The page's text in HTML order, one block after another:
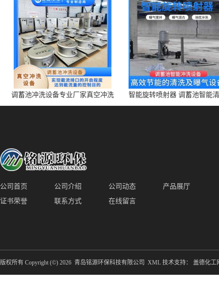
调蓄池冲洗设备专业厂家真空冲洗
装置厂家青岛铭源环保减少堵塞设
智能旋转喷射器 调蓄池智能
点对点面对面旋转清洗
公司首页 公司介绍 公司动态
产品展厅
证书荣誉
联系方式 在线留言
版权所有 Copyright (©) 2026 青岛铭源环保科技有限公司 XML 技术支持： 盖德化工